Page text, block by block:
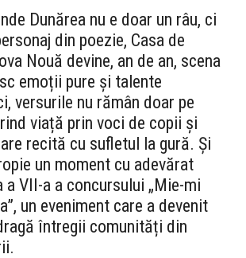
Dunărea nu e doar un râu, ci
din poezie, Casa de
Nouă devine, an de an, scena
emoții pure și talente
versurile nu rămân doar pe
viață prin voci de copii și
recită cu sufletul la gură. Și
un moment cu adevărat
a VII-a a concursului „Mie-mi
, un eveniment care a devenit
întregii comunități din